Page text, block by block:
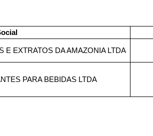
E EXTRATOS DA AMAZONIA LTDA
PARA BEBIDAS LTDA